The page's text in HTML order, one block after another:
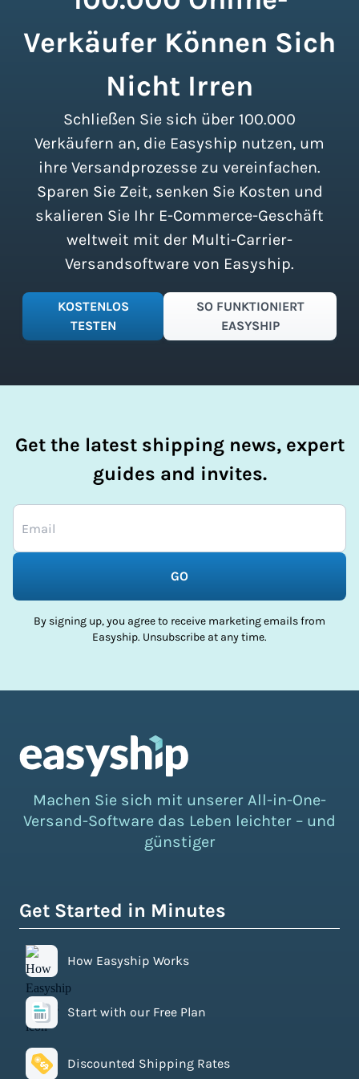
von Minuten Versandetiketten für diese
Kurierdienste generieren.
größere, leichtere Pakete mehr Platz in
Erfahren Sie mehr über die
diese Rabatte für Unternehmen jeder
Größe zugänglich sind. Melden Sie sich
für einen kostenlosen Plan an
sofort Zugang zu diesen Einsparungen
zu erhalten und Ihren Versandprozess
zu vereinfachen.
Verkäufer Können Sich
Nicht Irren
Schließen Sie sich über 100.000
Verkäufern an, die Easyship nutzen, um
ihre Versandprozesse zu vereinfachen.
Sparen Sie Zeit, senken Sie Kosten und
skalieren Sie Ihr E-Commerce-Geschäft
weltweit mit der Multi-Carrier-
Versandsoftware von Easyship.
KOSTENLOS
TESTEN
SO FUNKTIONIERT
EASYSHIP
Get the latest shipping news, expert
guides and invites.
GO
By signing up, you agree to receive marketing emails from
Easyship. Unsubscribe at any time.
Machen Sie sich mit unserer All-in-One-
Versand-Software das Leben leichter – und
günstiger
Get Started in Minutes
How Easyship Works
Start with our Free Plan
Discounted Shipping Rates